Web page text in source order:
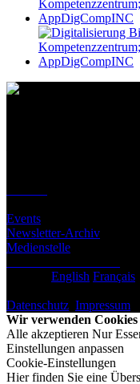
Events
Newsletter-Archiv
Medienstelle
English Français
Datenschutz Impressum
Wir verwenden
Alle akzeptieren Nur
Einstellungen anpassen
Cookie-Einstellungen
Hier finden Sie eine